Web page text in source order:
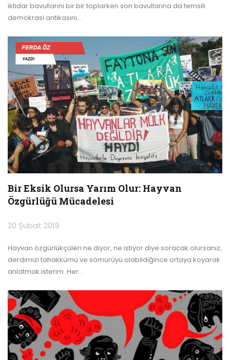
iktidar bavullarını bir bir toplarken son bavullarına da temsili
demokrasi antikasını…
Bir Eksik Olursa Yarım Olur: Hayvan
Özgürlüğü Mücadelesi
20 Şubat 2019
Hayvan özgürlükçüleri ne diyor, ne istiyor diye soracak olursanız;
derdimizi tahakkümü ve sömürüyü olabildiğince ortaya koyarak
anlatmak isterim. Her…